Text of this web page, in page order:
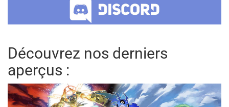
Découvrez nos derniers
aperçus :